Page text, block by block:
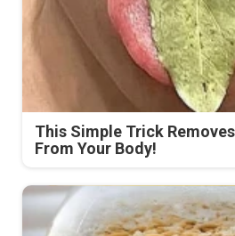
This Simple Trick
From Your Body!